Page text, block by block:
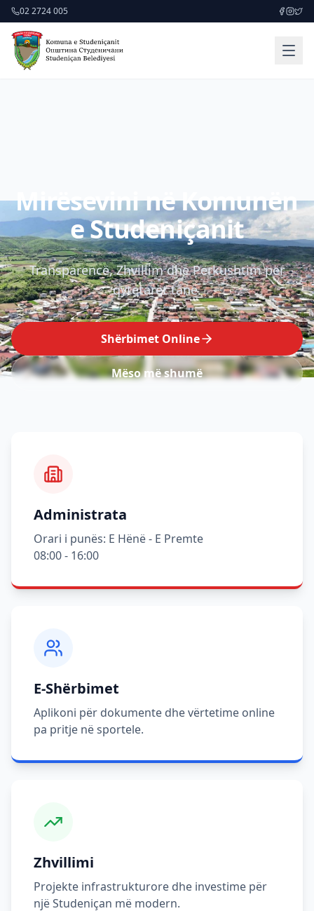
02 2724 005
Mirësevini në Komunën
e Studeniçanit
Transparencë, Zhvillim dhe Përkushtim për
qytetarët tanë.
Shërbimet Online
Mëso më shumë
Administrata
Orari i punës: E Hënë - E Premte
08:00 - 16:00
E-Shërbimet
Aplikoni për dokumente dhe vërtetime online
pa pritje në sportele.
Zhvillimi
Projekte infrastrukturore dhe investime për
një Studeniçan më modern.